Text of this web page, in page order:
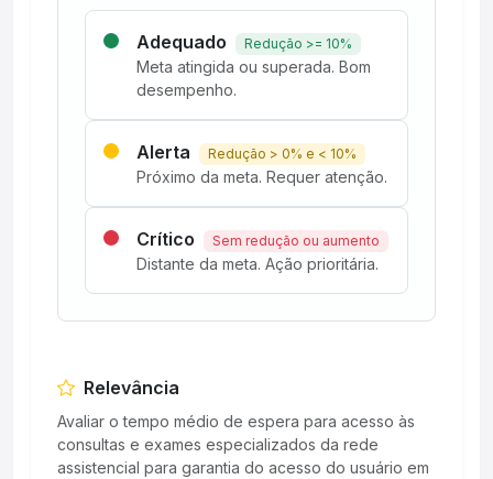
Adequado Redução >= 10%
Meta atingida ou superada. Bom
desempenho.
Alerta Redução > 0% e < 10%
Próximo da meta. Requer atenção.
Crítico Sem redução ou aumento
Distante da meta. Ação prioritária.
Relevância
Avaliar o tempo médio de espera para acesso às
consultas e exames especializados da rede
assistencial para garantia do acesso do usuário em